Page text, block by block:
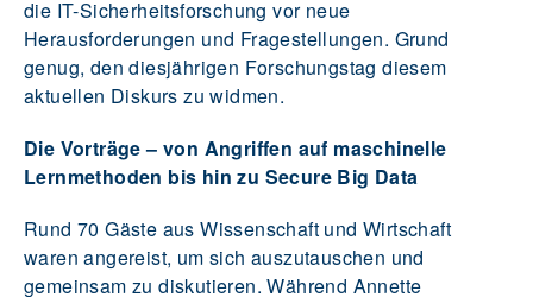
die IT-Sicherheitsforschung vor neue
Herausforderungen und Fragestellungen. Grund
genug, den diesjährigen Forschungstag diesem
aktuellen Diskurs zu widmen.
Die Vorträge – von Angriffen auf maschinelle
Lernmethoden bis hin zu Secure Big Data
Rund 70 Gäste aus Wissenschaft und Wirtschaft
waren angereist, um sich auszutauschen und
gemeinsam zu diskutieren. Während Annette